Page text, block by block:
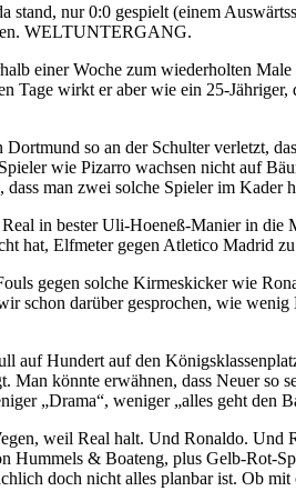
stand, nur 0:0 gespielt (einem
WELTUNTERGANG.
einer Woche zum wiederholten
wirkt er aber wie ein 25-
so an der Schulter verletzt,
wie Pizarro wachsen nicht auf
man zwei solche Spieler im Kader
in bester Uli-Hoeneß-Manier in
hat, Elfmeter gegen Atletico Madrid
gegen solche Kirmeskicker wie
schon darüber gesprochen, wie
auf Hundert auf den
könnte erwähnen, dass Neuer so
„Drama“, weniger „alles geht den
weil Real halt. Und Ronaldo. Und
& Boateng, plus Gelb-Rot-
doch nicht alles planbar ist. Ob